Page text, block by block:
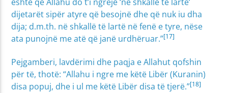
dijetarët sipër atyre që besojnë dhe që nuk iu dha
dija; d.m.th. në shkallë të lartë në fenë e tyre, nëse
ata punojnë me atë që janë urdhëruar.”[17]
Pejgamberi, lavdërimi dhe paqja e Allahut qofshin
për të, thotë: “Allahu i ngre me këtë Libër (Kuranin)
disa popuj, dhe i ul me këtë Libër disa të tjerë.”[18]